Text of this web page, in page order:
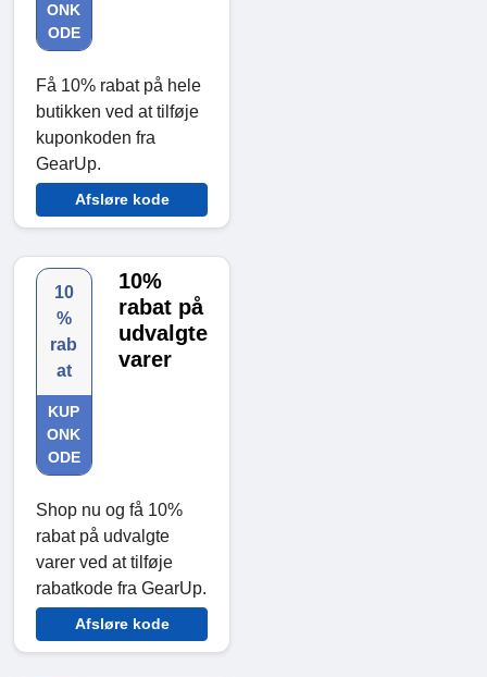
ONK
ODE
Få 10% rabat på hele
butikken ved at tilføje
kuponkoden fra
GearUp.
Afsløre kode
10
%
rab
at
KUP
ONK
ODE
10%
rabat på
udvalgte
varer
Shop nu og få 10%
rabat på udvalgte
varer ved at tilføje
rabatkode fra GearUp.
Afsløre kode